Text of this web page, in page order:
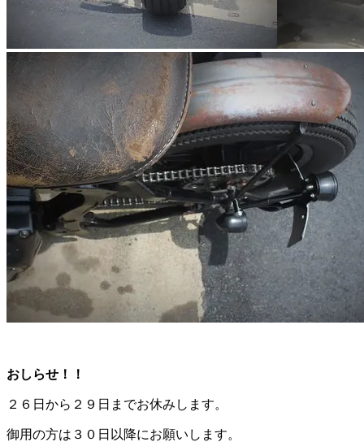
おしらせ！！
２６日から２９日までお休みします。
御用の方は３０日以降にお願いします。